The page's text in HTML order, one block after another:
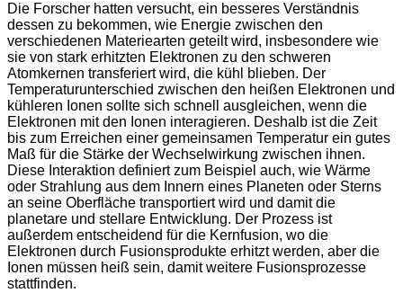
Die Forscher hatten versucht, ein besseres Verständnis
dessen zu bekommen, wie Energie zwischen den
verschiedenen Materiearten geteilt wird, insbesondere wie
sie von stark erhitzten Elektronen zu den schweren
Atomkernen transferiert wird, die kühl blieben. Der
Temperaturunterschied zwischen den heißen Elektronen und
kühleren Ionen sollte sich schnell ausgleichen, wenn die
Elektronen mit den Ionen interagieren. Deshalb ist die Zeit
bis zum Erreichen einer gemeinsamen Temperatur ein gutes
Maß für die Stärke der Wechselwirkung zwischen ihnen.
Diese Interaktion definiert zum Beispiel auch, wie Wärme
oder Strahlung aus dem Innern eines Planeten oder Sterns
an seine Oberfläche transportiert wird und damit die
planetare und stellare Entwicklung. Der Prozess ist
außerdem entscheidend für die Kernfusion, wo die
Elektronen durch Fusionsprodukte erhitzt werden, aber die
Ionen müssen heiß sein, damit weitere Fusionsprozesse
stattfinden.